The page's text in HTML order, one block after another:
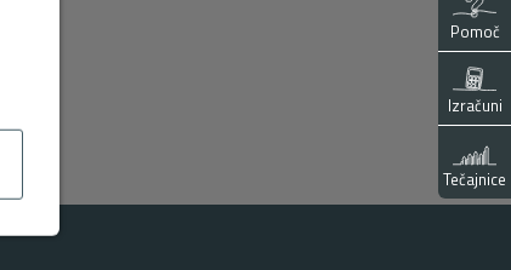
Pomoč
Izračuni
Tečajnice